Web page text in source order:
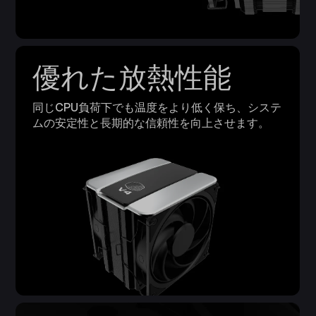
優れた放熱性能
同じCPU負荷下でも温度をより低く保ち、システ
ムの安定性と長期的な信頼性を向上させます。